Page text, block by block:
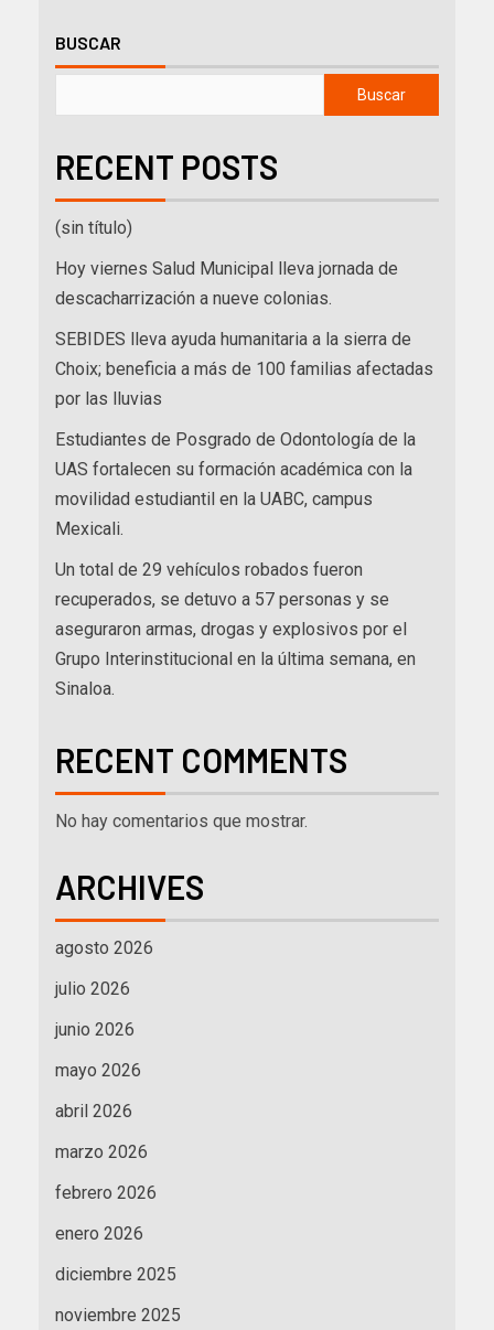
BUSCAR
Buscar
RECENT POSTS
(sin título)
Hoy viernes Salud Municipal lleva jornada de
descacharrización a nueve colonias.
SEBIDES lleva ayuda humanitaria a la sierra de
Choix; beneficia a más de 100 familias afectadas
por las lluvias
Estudiantes de Posgrado de Odontología de la
UAS fortalecen su formación académica con la
movilidad estudiantil en la UABC, campus
Mexicali.
Un total de 29 vehículos robados fueron
recuperados, se detuvo a 57 personas y se
aseguraron armas, drogas y explosivos por el
Grupo Interinstitucional en la última semana, en
Sinaloa.
RECENT COMMENTS
No hay comentarios que mostrar.
ARCHIVES
agosto 2026
julio 2026
junio 2026
mayo 2026
abril 2026
marzo 2026
febrero 2026
enero 2026
diciembre 2025
noviembre 2025